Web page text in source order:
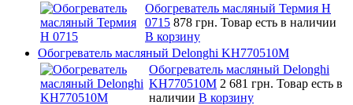
Обогреватель масляный Термия Н
0715 878 грн. Товар есть в наличии
В корзину
Обогреватель масляный Delonghi KH770510M
Обогреватель масляный Delonghi
KH770510M 2 681 грн. Товар есть в
наличии В корзину